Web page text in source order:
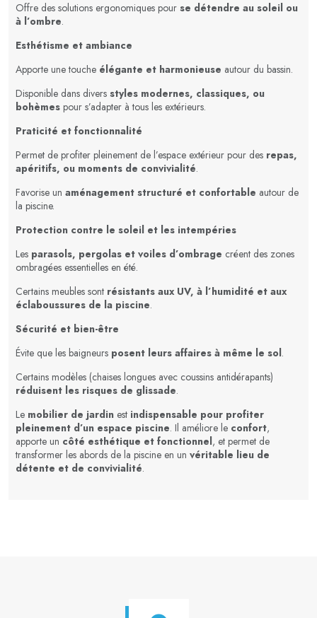
Offre des solutions ergonomiques pour se détendre au soleil ou
à l’ombre.
Esthétisme et ambiance
Apporte une touche élégante et harmonieuse autour du bassin.
Disponible dans divers styles modernes, classiques, ou
bohèmes pour s’adapter à tous les extérieurs.
Praticité et fonctionnalité
Permet de profiter pleinement de l’espace extérieur pour des repas,
apéritifs, ou moments de convivialité.
Favorise un aménagement structuré et confortable autour de
la piscine.
Protection contre le soleil et les intempéries
Les parasols, pergolas et voiles d’ombrage créent des zones
ombragées essentielles en été.
Certains meubles sont résistants aux UV, à l’humidité et aux
éclaboussures de la piscine.
Sécurité et bien-être
Évite que les baigneurs posent leurs affaires à même le sol.
Certains modèles (chaises longues avec coussins antidérapants)
réduisent les risques de glissade.
Le mobilier de jardin est indispensable pour profiter
pleinement d’un espace piscine. Il améliore le confort,
apporte un côté esthétique et fonctionnel, et permet de
transformer les abords de la piscine en un véritable lieu de
détente et de convivialité.